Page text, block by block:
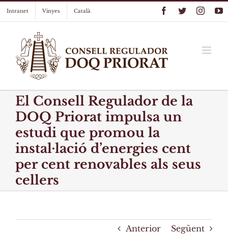
Intranet Vinyes Català Facebook
Twitter
El Consell Regulador de la
DOQ Priorat impulsa un
estudi que promou la
instal·lació d’energies cent
per cent renovables als seus
cellers
Anterior Següent